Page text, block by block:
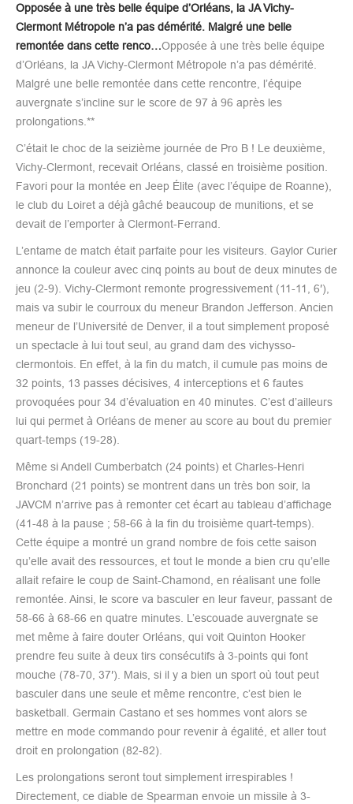
Opposée à une très belle équipe d’Orléans, la JA Vichy-
Clermont Métropole n’a pas démérité. Malgré une belle
remontée dans cette renco…Opposée à une très belle équipe
d’Orléans, la JA Vichy-Clermont Métropole n’a pas démérité.
Malgré une belle remontée dans cette rencontre, l’équipe
auvergnate s’incline sur le score de 97 à 96 après les
prolongations.**
C’était le choc de la seizième journée de Pro B ! Le deuxième,
Vichy-Clermont, recevait Orléans, classé en troisième position.
Favori pour la montée en Jeep Élite (avec l’équipe de Roanne),
le club du Loiret a déjà gâché beaucoup de munitions, et se
devait de l’emporter à Clermont-Ferrand.
L’entame de match était parfaite pour les visiteurs. Gaylor Curier
annonce la couleur avec cinq points au bout de deux minutes de
jeu (2-9). Vichy-Clermont remonte progressivement (11-11, 6′),
mais va subir le courroux du meneur Brandon Jefferson. Ancien
meneur de l’Université de Denver, il a tout simplement proposé
un spectacle à lui tout seul, au grand dam des vichysso-
clermontois. En effet, à la fin du match, il cumule pas moins de
32 points, 13 passes décisives, 4 interceptions et 6 fautes
provoquées pour 34 d’évaluation en 40 minutes. C’est d’ailleurs
lui qui permet à Orléans de mener au score au bout du premier
quart-temps (19-28).
Même si Andell Cumberbatch (24 points) et Charles-Henri
Bronchard (21 points) se montrent dans un très bon soir, la
JAVCM n’arrive pas à remonter cet écart au tableau d’affichage
(41-48 à la pause ; 58-66 à la fin du troisième quart-temps).
Cette équipe a montré un grand nombre de fois cette saison
qu’elle avait des ressources, et tout le monde a bien cru qu’elle
allait refaire le coup de Saint-Chamond, en réalisant une folle
remontée. Ainsi, le score va basculer en leur faveur, passant de
58-66 à 68-66 en quatre minutes. L’escouade auvergnate se
met même à faire douter Orléans, qui voit Quinton Hooker
prendre feu suite à deux tirs consécutifs à 3-points qui font
mouche (78-70, 37′). Mais, si il y a bien un sport où tout peut
basculer dans une seule et même rencontre, c’est bien le
basketball. Germain Castano et ses hommes vont alors se
mettre en mode commando pour revenir à égalité, et aller tout
droit en prolongation (82-82).
Les prolongations seront tout simplement irrespirables !
Directement, ce diable de Spearman envoie un missile à 3-